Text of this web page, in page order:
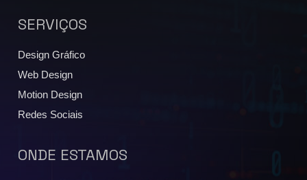
SERVIÇOS
Design Gráfico
Web Design
Motion Design
Redes Sociais
ONDE ESTAMOS